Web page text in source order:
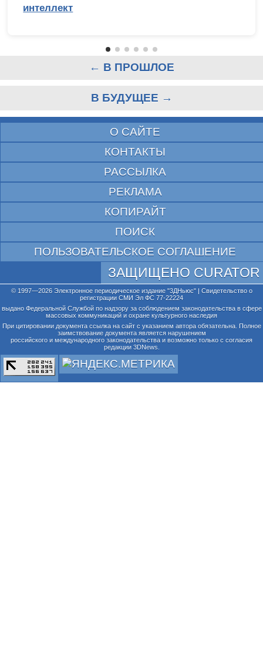
интеллект
← В ПРОШЛОЕ
В БУДУЩЕЕ →
О САЙТЕ
КОНТАКТЫ
РАССЫЛКА
РЕКЛАМА
КОПИРАЙТ
ПОИСК
ПОЛЬЗОВАТЕЛЬСКОЕ СОГЛАШЕНИЕ
ЗАЩИЩЕНО CURATOR
© 1997—2026 Электронное периодическое издание "3ДНьюс" | Свидетельство о
регистрации СМИ Эл ФС 77-22224
выдано Федеральной Службой по надзору за соблюдением законодательства в сфере
массовых коммуникаций и охране культурного наследия
При цитировании документа ссылка на сайт с указанием автора обязательна. Полное
заимствование документа является нарушением
российского и международного законодательства и возможно только с согласия
редакции 3DNews.